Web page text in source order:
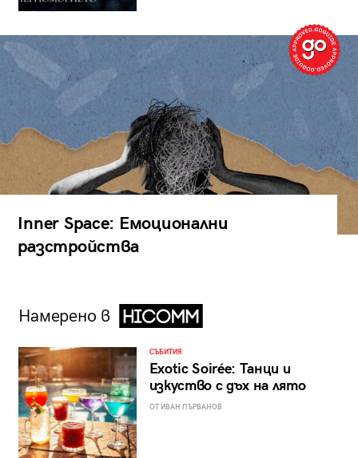
Inner Space: Емоционални
разстройства
Намерено в
СЪБИТИЯ
Exotic Soirée: Танци и
изкуство с дъх на лято
ОТ ИВАН ПЪРВАНОВ